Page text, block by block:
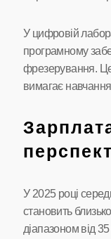
У цифровій
програмному
фрезерування. Це
вимагає
У 2025 році
становить
діапазоном від